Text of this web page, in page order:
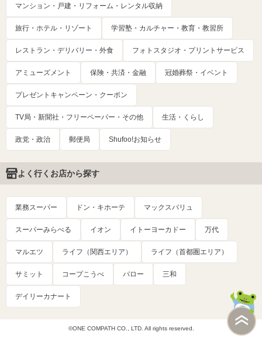
マンション・戸建・リフォーム・レンタル収納
旅行・ホテル・リゾート 学習塾・カルチャー・教育・教習所
レストラン・デリバリー・外食 フォトスタジオ・プリントサービス
アミューズメント 保険・共済・金融 冠婚葬祭・イベント
プレゼントキャンペーン・クーポン
TV局・新聞社・フリーペーパー・その他 生活・くらし
政党・政治 郵便局 Shufoo!お知らせ
よく行くお店から探す
業務スーパー ドン・キホーテ マックスバリュ
スーパーみらべる イオン イトーヨーカドー 万代
マルエツ ライフ（関西エリア） ライフ（首都圏エリア）
サミット コープこうべ バロー 三和
デイリーカナート
©ONE COMPATH CO., LTD. All rights reserved.